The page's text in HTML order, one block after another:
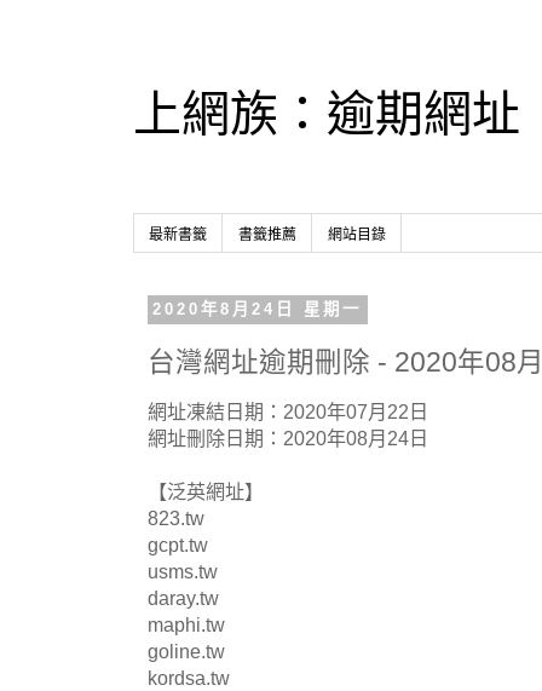
上網族：逾期網址
最新書籤 書籤推薦 網站目錄
2020年8月24日 星期一
台灣網址逾期刪除 - 2020年08
網址凍結日期：2020年07月22日
網址刪除日期：2020年08月24日
【泛英網址】
823.tw
gcpt.tw
usms.tw
daray.tw
maphi.tw
goline.tw
kordsa.tw